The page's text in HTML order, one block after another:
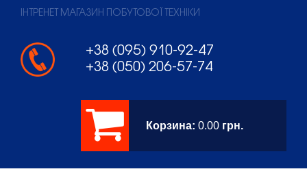
ІНТРЕНЕТ МАГАЗИН ПОБУТОВОЇ ТЕХНІКИ
+38 (095) 910-92-47
+38 (050) 206-57-74
Корзина: 0.00 грн.